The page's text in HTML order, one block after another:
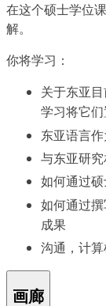
在这个硕士学位
解。
你将学习：
关于东亚
学习将它
东亚语言
与东亚研
如何通过
如何通过
成果
沟通，计
画廊